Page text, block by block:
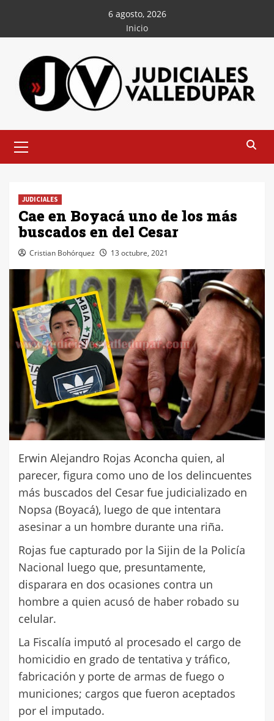
contenido
6 agosto, 2026
Inicio
principal
JUDICIALES
Cae en Boyacá uno de los más
buscados en del Cesar
Cristian Bohórquez 13 octubre, 2021
Erwin Alejandro Rojas Aconcha quien, al
parecer, figura como uno de los delincuentes
más buscados del Cesar fue judicializado en
Nopsa (Boyacá), luego de que intentara
asesinar a un hombre durante una riña.
Rojas fue capturado por la Sijin de la Policía
Nacional luego que, presuntamente,
disparara en dos ocasiones contra un
hombre a quien acusó de haber robado su
celular.
La Fiscalía imputó al procesado el cargo de
homicidio en grado de tentativa y tráfico,
fabricación y porte de armas de fuego o
municiones; cargos que fueron aceptados
por el imputado.